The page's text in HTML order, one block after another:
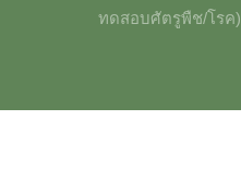
ทดสอบศัตรูพืช/โรค)